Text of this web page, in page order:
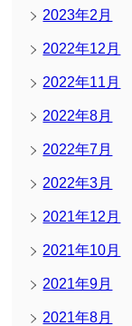
2023年2月
2022年12月
2022年11月
2022年8月
2022年7月
2022年3月
2021年12月
2021年10月
2021年9月
2021年8月